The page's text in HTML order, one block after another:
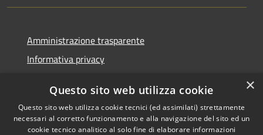
Amministrazione trasparente
Informativa privacy
Dichiarazione di accessibilità
×
Questo sito web utilizza cookie
Questo sito web utilizza cookie tecnici (ed assimilati) strettamente
necessari al corretto funzionamento e alla navigazione del sito ed un
cookie tecnico analitico al solo fine di elaborare informazioni